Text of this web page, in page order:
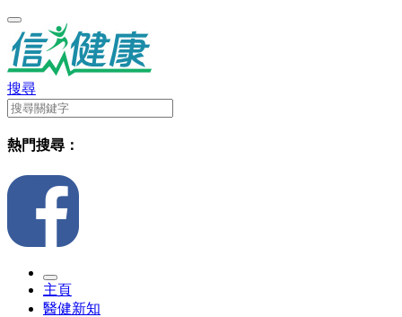
搜尋
熱門搜尋：
主頁
醫健新知